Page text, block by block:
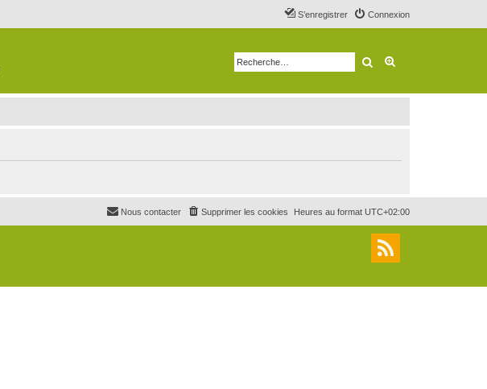
Connexion
S’enregistrer
Rechercher
Heures au format UTC+02:00
Supprimer les cookies
Nous contacter